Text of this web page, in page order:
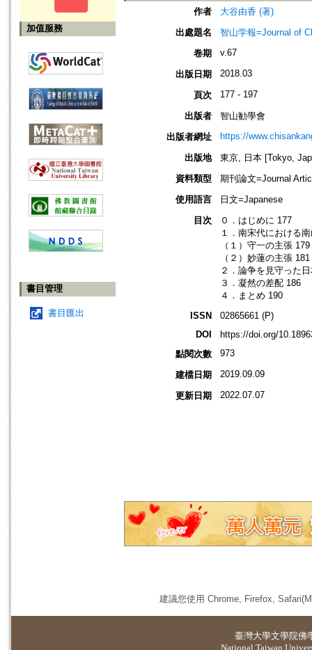
加值服務
書目管理
書目匯出
作者
大谷由香 (著)
出處題名
智山学報=Journal of
卷期
v.67
出版日期 2018.03
頁次 177 - 197
出版者
智山勧學會
出版者網址
https://
出版地
東京, 日本 [Tokyo,
資料類型
期刊論文=Journal
使用語言
日文=Japanese
目次
０．はじめに 177
１．南宋代における
（１）守一の主張 179
（２）妙蓮の主張 181
２．論争を見守った
３．凝然の差配 186
４．まとめ 190
ISSN
02865661 (P)
DOI
https://doi.org/
點閱次數
973
建檔日期 2019.09.09
更新日期 2022.07.07
建議您使用 Chrome, Firefox,
臺灣大學文學院佛
National Taiwan